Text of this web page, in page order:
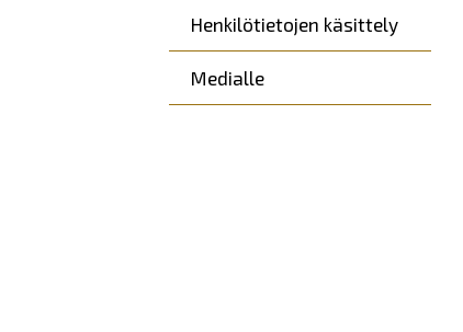
Henkilötietojen käsittely
Medialle